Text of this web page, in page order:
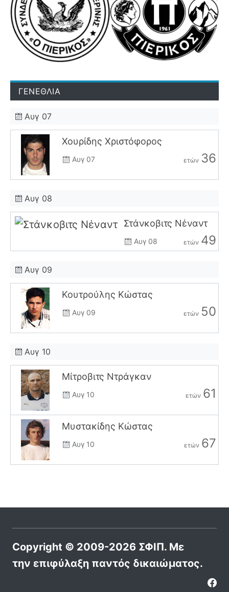
ΓΕΝΕΘΛΙΑ
Αυγ 07
Χουρίδης Χριστόφορος
Αυγ 07 ετών 36
Αυγ 08
Στάνκοβιτς Νέναντ
Αυγ 08 ετών 49
Αυγ 09
Κουτρούλης Κώστας
Αυγ 09 ετών 50
Αυγ 10
Μίτροβιτς Ντράγκαν
Αυγ 10 ετών 61
Μυστακίδης Κώστας
Αυγ 10 ετών 67
Copyright © 2009-2026 ΣΦΙΠ. Με
την επιφύλαξη παντός δικαιώματος.